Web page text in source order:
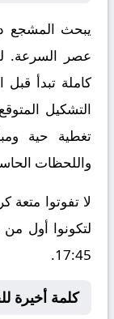
يبحث المشجع
عصر السرعة.
كاملة تبدأ
التشكيل
تغطية حية
واللحظات
لا تفوتوا
لتكونوا أول
17:45.
كلمة أخيرة